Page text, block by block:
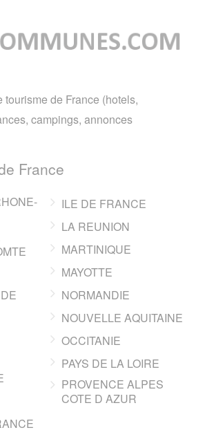
tourisme de France (hotels,
campings, annonces
France
ILE DE FRANCE
LA REUNION
MARTINIQUE
MAYOTTE
NORMANDIE
NOUVELLE AQUITAINE
OCCITANIE
PAYS DE LA LOIRE
PROVENCE ALPES
COTE D AZUR